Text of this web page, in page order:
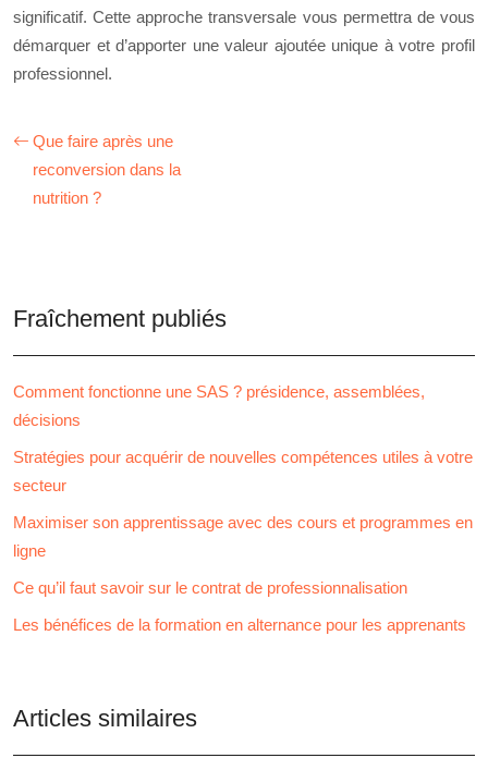
significatif. Cette approche transversale vous permettra de vous
démarquer et d’apporter une valeur ajoutée unique à votre profil
professionnel.
Que faire après une
reconversion dans la
nutrition ?
Fraîchement publiés
Comment fonctionne une SAS ? présidence, assemblées,
décisions
Stratégies pour acquérir de nouvelles compétences utiles à votre
secteur
Maximiser son apprentissage avec des cours et programmes en
ligne
Ce qu’il faut savoir sur le contrat de professionnalisation
Les bénéfices de la formation en alternance pour les apprenants
Articles similaires